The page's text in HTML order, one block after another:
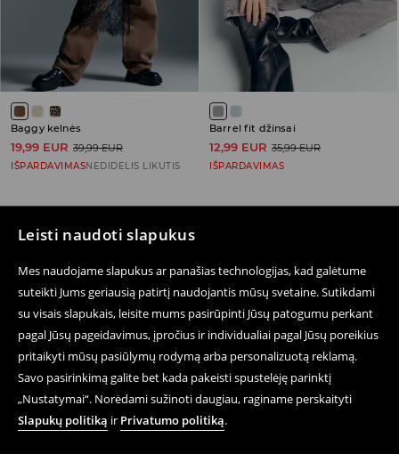
Leisti naudoti slapukus
Mes naudojame slapukus ar panašias technologijas, kad galėtume
suteikti Jums geriausią patirtį naudojantis mūsų svetaine. Sutikdami
su visais slapukais, leisite mums pasirūpinti Jūsų patogumu perkant
pagal Jūsų pageidavimus, įpročius ir individualiai pagal Jūsų poreikius
pritaikyti mūsų pasiūlymų rodymą arba personalizuotą reklamą.
Savo pasirinkimą galite bet kada pakeisti spustelėję parinktį
„Nustatymai“. Norėdami sužinoti daugiau, raginame perskaityti
Slapukų politiką ir Privatumo politiką.
Baggy kelnės
19,99 EUR 39,99 EUR
IŠPARDAVIMASNEDIDELIS LIKUTIS
Barrel fit džinsai
12,99 EUR 35,99 EUR
IŠPARDAVIMAS
Sekite mus
Pagalba ir Kontaktai
E-parduotuvė